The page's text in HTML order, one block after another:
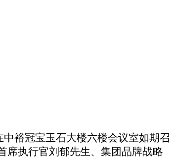
中裕冠宝玉石大楼六楼会议室如期召
席执行官刘郁先生、 集团品牌战略